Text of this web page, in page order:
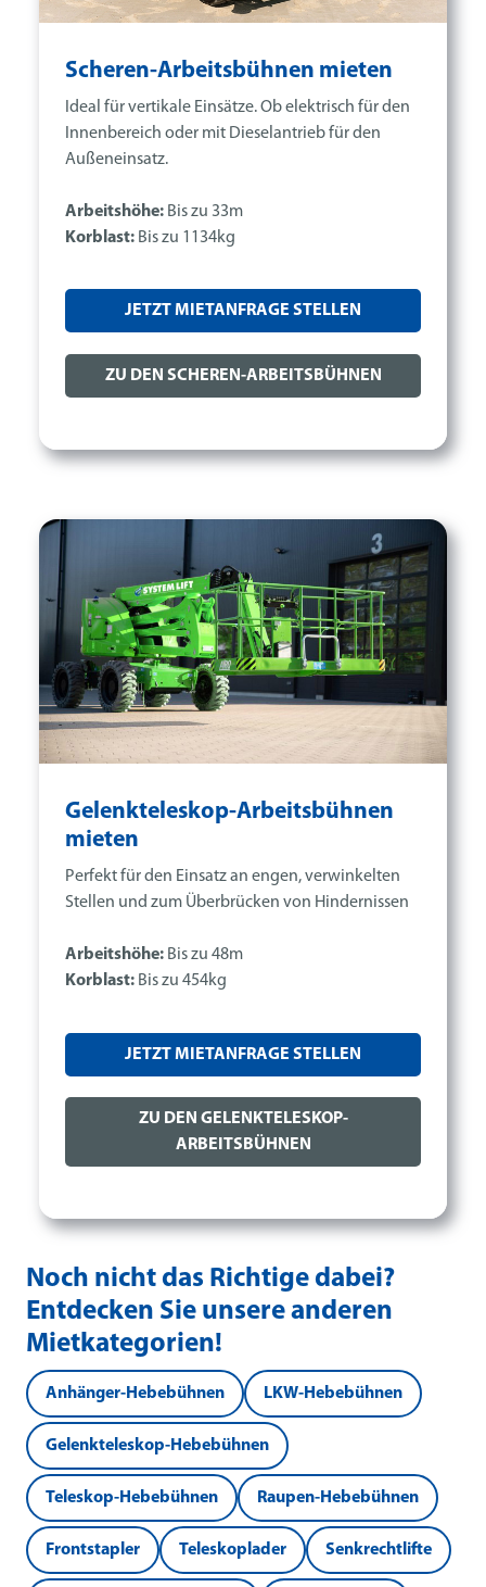
Scheren-Arbeitsbühnen mieten
Ideal für vertikale Einsätze. Ob elektrisch für den
Innenbereich oder mit Dieselantrieb für den
Außeneinsatz.
Arbeitshöhe: Bis zu 33m
Korblast: Bis zu 1134kg
JETZT MIETANFRAGE STELLEN
ZU DEN SCHEREN-ARBEITSBÜHNEN
Gelenkteleskop-Arbeitsbühnen
mieten
Perfekt für den Einsatz an engen, verwinkelten
Stellen und zum Überbrücken von Hindernissen
Arbeitshöhe: Bis zu 48m
Korblast: Bis zu 454kg
JETZT MIETANFRAGE STELLEN
ZU DEN GELENKTELESKOP-
ARBEITSBÜHNEN
Noch nicht das Richtige dabei?
Entdecken Sie unsere anderen
Mietkategorien!
Anhänger-Hebebühnen LKW-Hebebühnen
Gelenkteleskop-Hebebühnen
Teleskop-Hebebühnen Raupen-Hebebühnen
Frontstapler Teleskoplader Senkrechtlifte